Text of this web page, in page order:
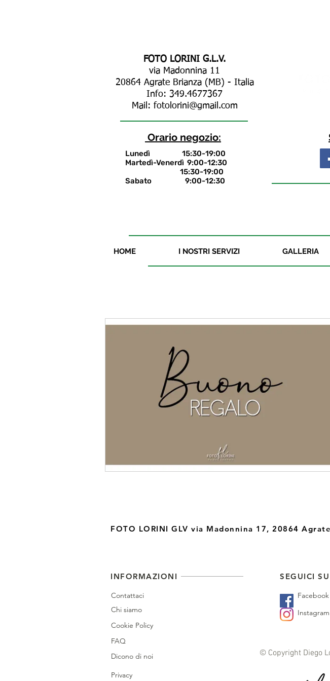
FOTO LORINI G.L.V.
via Madonnina 11
20864 Agrate Brianza (MB) - Italia
Info: 349.4677367
Mail: fotolorini@gmail.com
Orario negozio:
Lunedì 15:30-19:00
Martedì-Venerdì 9:00-12:30
15:30-19:00
Sabato 9:00-12:30
HOME I NOSTRI SERVIZI GALLERIA
FOTO LORINI GLV via Madonnina 17, 20864
INFORMAZIONI
Contattaci
Chi siamo
Cookie Policy
FAQ
Dicono di noi
Privacy
SEGUICI SU
Facebook
Instagram
© Copyright Diego